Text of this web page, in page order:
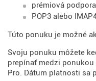
prémiová
POP3 alebo
Túto ponuku je možné
Svoju ponuku môžete
prepínať medzi
Pro. Dátum platnosti sa